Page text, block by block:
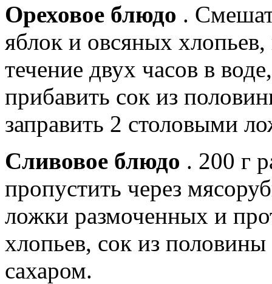
Ореховое блюдо .
яблок и овсяных
течение двух часов в
прибавить сок из
заправить 2 столовыми
Сливовое блюдо . 200 г
пропустить через
ложки размоченных и
хлопьев, сок из
сахаром.